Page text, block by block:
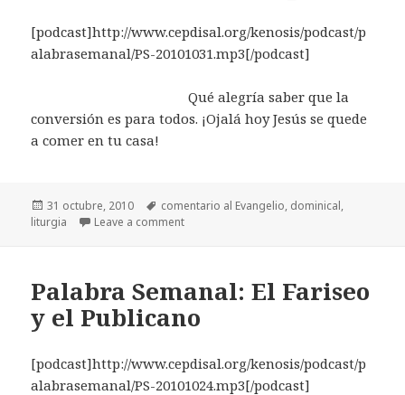
[podcast]http://www.cepdisal.org/kenosis/podcast/p
alabrasemanal/PS-20101031.mp3[/podcast]
Qué alegría saber que la
conversión es para todos. ¡Ojalá hoy Jesús se quede
a comer en tu casa!
Posted
on
31 octubre, 2010 Tags
comentario al Evangelio, dominical,
liturgia
Leave a comment
Palabra Semanal: El Fariseo
y el Publicano
[podcast]http://www.cepdisal.org/kenosis/podcast/p
alabrasemanal/PS-20101024.mp3[/podcast]